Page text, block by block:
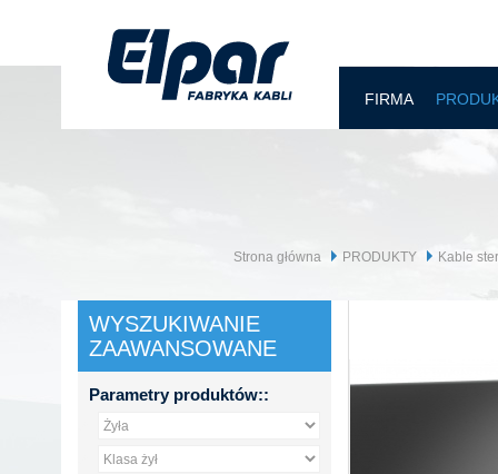
FIRMA
Strona główna PRODUKTY Kable
WYSZUKIWANIE
ZAAWANSOWANE
Parametry produktów::